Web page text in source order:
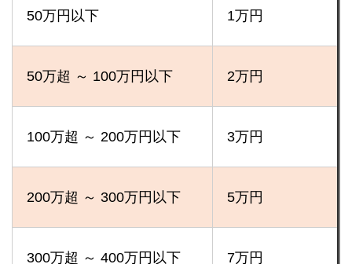
50万円以下 1万円
50万超 ～ 100万円以下 2万円
100万超 ～ 200万円以下 3万円
200万超 ～ 300万円以下 5万円
300万超 ～ 400万円以下 7万円